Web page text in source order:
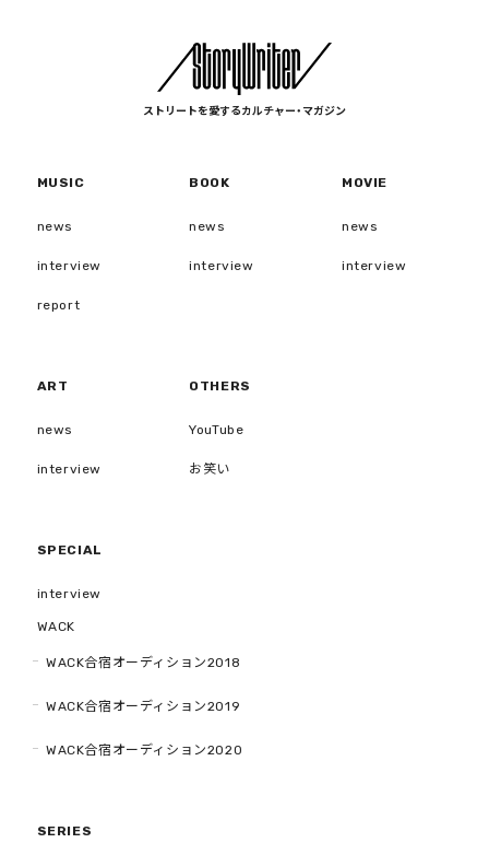
ストリートを愛するカルチャー・マガジン
MUSIC
news
interview
report
BOOK
news
interview
MOVIE
news
interview
ART
news
interview
OTHERS
YouTube
お笑い
SPECIAL
interview
WACK
WACK合宿オーディション2018
WACK合宿オーディション2019
WACK合宿オーディション2020
SERIES